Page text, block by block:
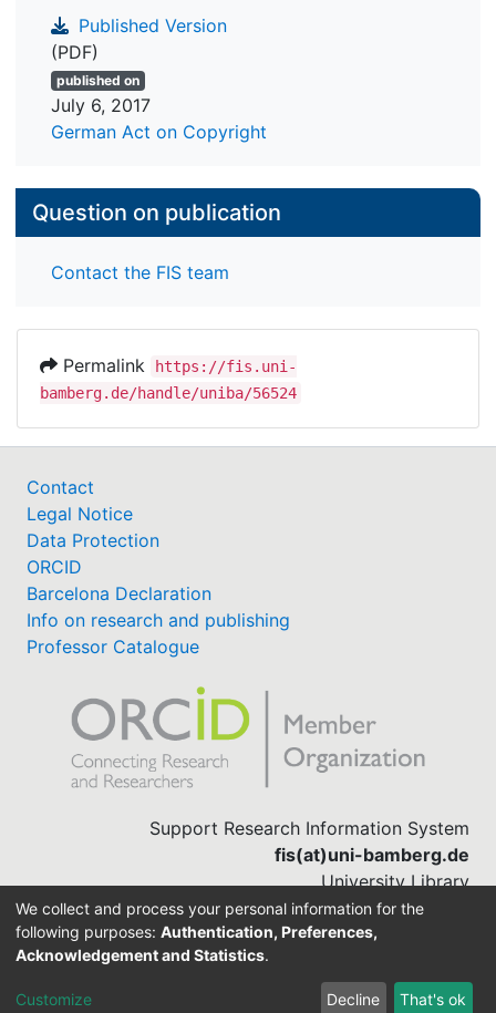
Published Version
(PDF)
published on
July 6, 2017
German Act on Copyright
Question on publication
Contact the FIS team
Permalink
https://fis.uni-
bamberg.de/handle/uniba/56524
Contact
Legal Notice
Data Protection
ORCID
Barcelona Declaration
Info on research and publishing
Professor Catalogue
Support Research Information System
fis(at)uni-bamberg.de
University Library
(0951) 863-1568
DSpace-CRIS software
We collect and process your personal information for the
following purposes: Authentication, Preferences,
Acknowledgement and Statistics.
Customize Decline That's ok